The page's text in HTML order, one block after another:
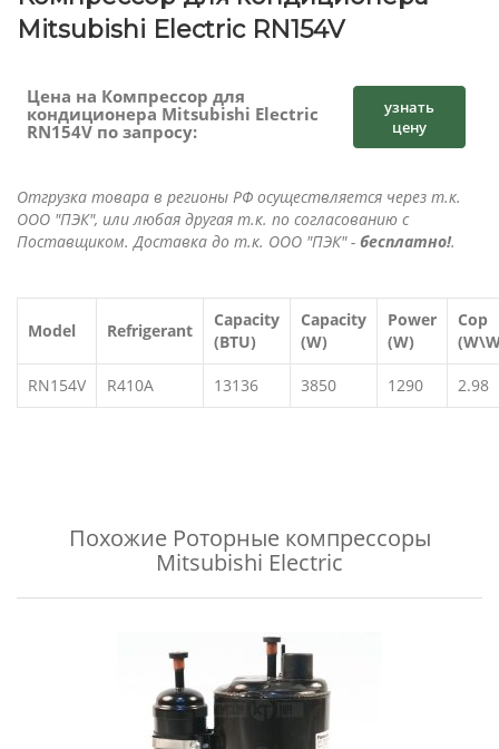
Mitsubishi Electric RN154V
Цена на Компрессор для
кондиционера Mitsubishi Electric
RN154V по запросу:
узнать
цену
Отгрузка товара в регионы РФ осуществляется через т.к.
ООО "ПЭК", или любая другая т.к. по согласованию с
Поставщиком. Доставка до т.к. ООО "ПЭК" - бесплатно!.
Model Refrigerant
Capacity
(BTU)
Capacity
(W)
Power
(W)
Cop
RN154V R410A 13136 3850 1290 2.98
Похожие Роторные компрессоры
Mitsubishi Electric